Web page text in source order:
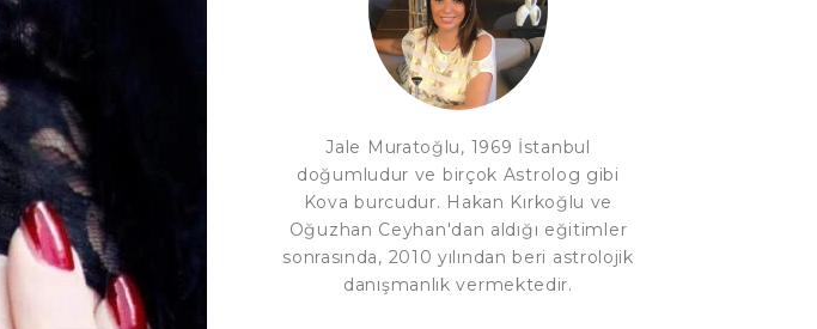
Muratoğlu
Jale Muratoğlu, 1969 İstanbul
doğumludur ve birçok Astrolog gibi
Kova burcudur. Hakan Kırkoğlu ve
Oğuzhan Ceyhan'dan aldığı eğitimler
sonrasında, 2010 yılından beri astrolojik
danışmanlık vermektedir.